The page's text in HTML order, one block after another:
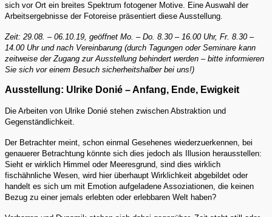
sich vor Ort ein breites Spektrum fotogener Motive. Eine Auswahl der
Arbeitsergebnisse der Fotoreise präsentiert diese Ausstellung.
Zeit: 29.08. – 06.10.19, geöffnet Mo. – Do. 8.30 – 16.00 Uhr, Fr. 8.30 –
14.00 Uhr und nach Vereinbarung (durch Tagungen oder Seminare kann
zeitweise der Zugang zur Ausstellung behindert werden – bitte informieren
Sie sich vor einem Besuch sicherheitshalber bei uns!)
Ausstellung: Ulrike Donié – Anfang, Ende, Ewigkeit
Die Arbeiten von Ulrike Donié stehen zwischen Abstraktion und
Gegenständlichkeit.
Der Betrachter meint, schon einmal Gesehenes wiederzuerkennen, bei
genauerer Betrachtung könnte sich dies jedoch als Illusion herausstellen:
Sieht er wirklich Himmel oder Meeresgrund, sind dies wirklich
fischähnliche Wesen, wird hier überhaupt Wirklichkeit abgebildet oder
handelt es sich um mit Emotion aufgeladene Assoziationen, die keinen
Bezug zu einer jemals erlebten oder erlebbaren Welt haben?